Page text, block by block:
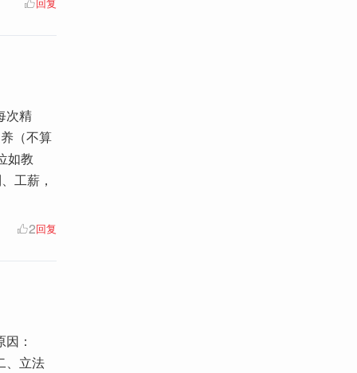
回复
次精
（不算
如教
工薪，
2回复
：
、立法